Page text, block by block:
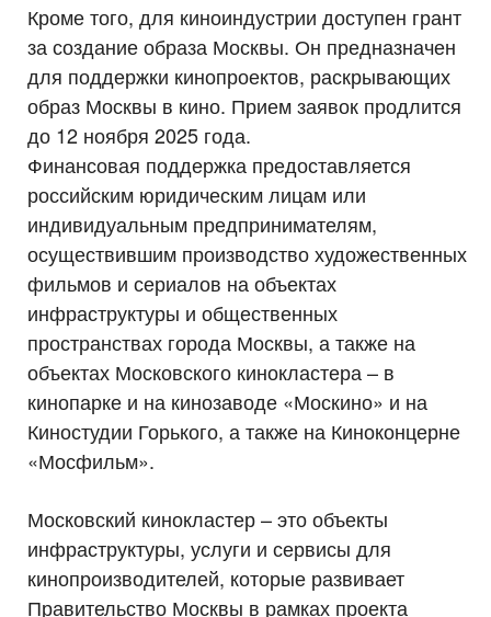
Кроме того, для киноиндустрии доступен грант
за создание образа Москвы. Он предназначен
для поддержки кинопроектов, раскрывающих
образ Москвы в кино. Прием заявок продлится
до 12 ноября 2025 года.
Финансовая поддержка предоставляется
российским юридическим лицам или
индивидуальным предпринимателям,
осуществившим производство художественных
фильмов и сериалов на объектах
инфраструктуры и общественных
пространствах города Москвы, а также на
объектах Московского кинокластера – в
кинопарке и на кинозаводе «Москино» и на
Киностудии Горького, а также на Киноконцерне
«Мосфильм».
Московский кинокластер – это объекты
инфраструктуры, услуги и сервисы для
кинопроизводителей, которые развивает
Правительство Москвы в рамках проекта